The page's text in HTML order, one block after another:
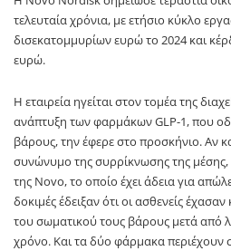
τελευταία χρόνια, με ετήσιο κύκλο
δισεκατομμυρίων ευρώ το 2024 και
ευρώ.
Η εταιρεία ηγείται στον τομέα της
ανάπτυξη των φαρμάκων GLP-1, που
βάρους, την έφερε στο προσκήνιο. Αν
συνώνυμο της συρρίκνωσης της
της Novo, το οποίο έχει άδεια για
δοκιμές έδειξαν ότι οι ασθενείς
του σωματικού τους βάρους μετά από
χρόνο. Και τα δύο φάρμακα περιέχουν